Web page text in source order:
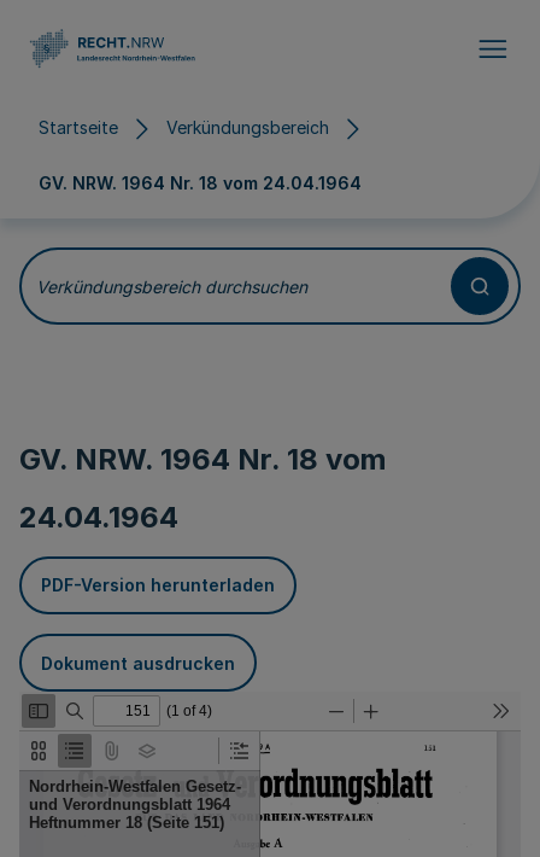
Startseite Verkündungsbereich
GV. NRW. 1964 Nr. 18 vom 24.04.1964
Verkündungsbereich durchsuchen
GV. NRW. 1964 Nr. 18 vom
24.04.1964
PDF-Version herunterladen
Dokument ausdrucken